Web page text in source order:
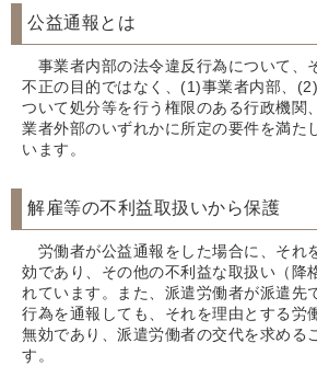
公益通報とは
事業者内部の法令違反行為について、
不正の目的ではなく、(1)事業者内部、
ついて処分等を行う権限のある行政機関
業者外部のいずれかに所定の要件を満た
います。
解雇等の不利益取扱いから保護
労働者が公益通報をした場合に、それ
効であり、その他の不利益な取扱い（降
れています。また、派遣労働者が派遣先
行為を通報しても、それを理由とする労
無効であり、派遣労働者の交代を求める
す。